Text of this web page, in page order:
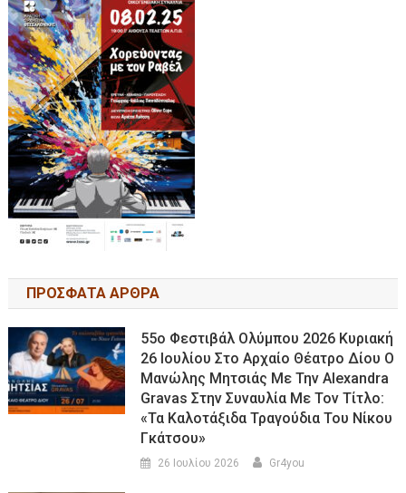
ΠΡΟΣΦΑΤΑ ΑΡΘΡΑ
55ο Φεστιβάλ Ολύμπου 2026 Κυριακή
26 Ιουλίου Στο Αρχαίο Θέατρο Δίου Ο
Μανώλης Μητσιάς Με Την Alexandra
Gravas Στην Συναυλία Με Τον Τίτλο:
«τα Καλοτάξιδα Τραγούδια Του Νίκου
Γκάτσου»
26 Ιουλίου 2026 Gr4you